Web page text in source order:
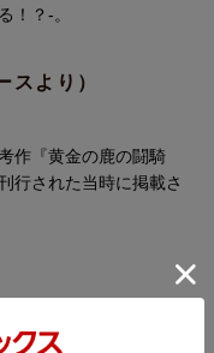
！？-。
スより）
作『黄金の鹿の闘騎
行された当時に掲載さ